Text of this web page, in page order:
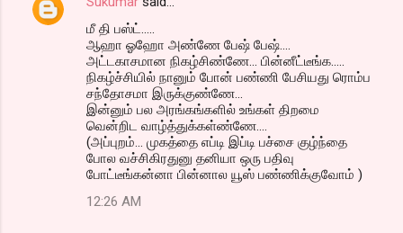
C
மீ தி பஸ்ட்.....
ஆஹா ஓஹோ அண்ணே பேஷ் பேஷ்....
அட்டகாசமான நிகழ்சிண்ணே... பின்னீட்டீங்க.....
நிகழ்ச்சியில் நானும் போன் பண்ணி பேசியது ரொம்ப
சந்தோசமா இருக்குண்ணே...
இன்னும் பல அரங்கங்களில் உங்கள் திறமை
வென்றிட வாழ்த்துக்கள்ண்ணே....
(அப்புறம்... முகத்தை எப்டி இப்டி பச்சை குழ்ந்தை
போல வச்சிகிரதுனு தனியா ஒரு பதிவு
போட்டீங்கன்னா பின்னால யூஸ் பண்ணிக்குவோம் )
12:26 AM